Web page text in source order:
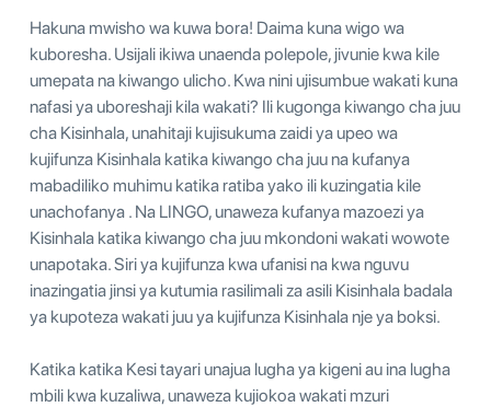
Hakuna mwisho wa kuwa bora! Daima kuna wigo wa
kuboresha. Usijali ikiwa unaenda polepole, jivunie kwa kile
umepata na kiwango ulicho. Kwa nini ujisumbue wakati kuna
nafasi ya uboreshaji kila wakati? Ili kugonga kiwango cha juu
cha Kisinhala, unahitaji kujisukuma zaidi ya upeo wa
kujifunza Kisinhala katika kiwango cha juu na kufanya
mabadiliko muhimu katika ratiba yako ili kuzingatia kile
unachofanya . Na LINGO, unaweza kufanya mazoezi ya
Kisinhala katika kiwango cha juu mkondoni wakati wowote
unapotaka. Siri ya kujifunza kwa ufanisi na kwa nguvu
inazingatia jinsi ya kutumia rasilimali za asili Kisinhala badala
ya kupoteza wakati juu ya kujifunza Kisinhala nje ya boksi.
Katika katika Kesi tayari unajua lugha ya kigeni au ina lugha
mbili kwa kuzaliwa, unaweza kujiokoa wakati mzuri